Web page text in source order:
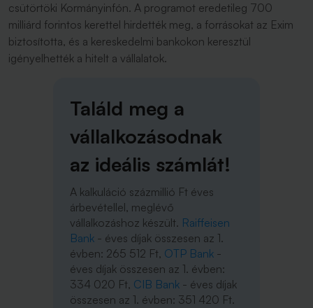
csütörtöki Kormányinfón. A programot eredetileg 700
milliárd forintos kerettel hirdették meg, a forrásokat az Exim
biztosította, és a kereskedelmi bankokon keresztül
igényelhették a hitelt a vállalatok.
Találd meg a
vállalkozásodnak
az ideális számlát!
A kalkuláció százmillió Ft éves
árbevétellel, meglévő
vállalkozáshoz készült. Raiffeisen
Bank - éves díjak összesen az 1.
évben: 265 512 Ft, OTP Bank -
éves díjak összesen az 1. évben:
334 020 Ft, CIB Bank - éves díjak
összesen az 1. évben: 351 420 Ft.